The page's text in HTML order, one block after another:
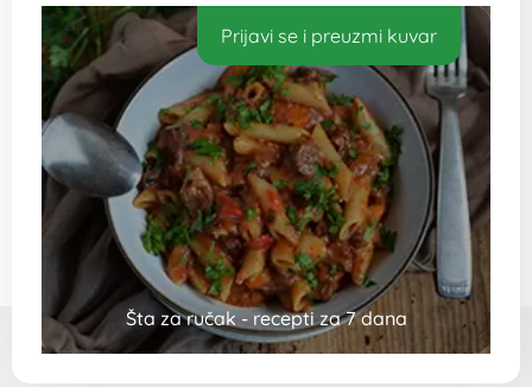
Prijavi se i preuzmi kuvar
Šta za ručak - recepti za 7 dana